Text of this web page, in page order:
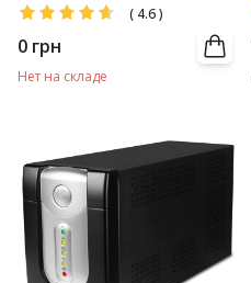
( 4.6)
0 грн
Нет на складе